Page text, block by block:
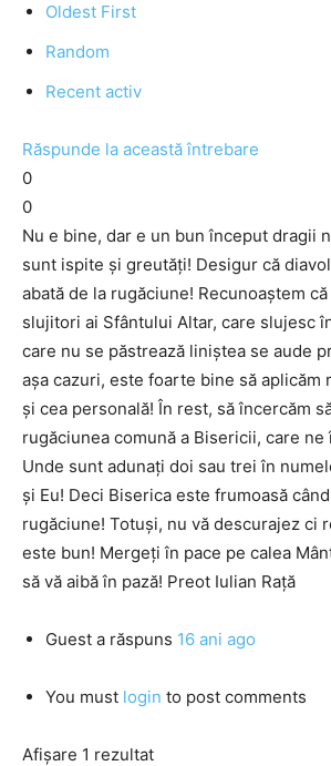
Oldest First
Random
Recent activ
Răspunde la această întrebare
0
0
Nu e bine, dar e un bun început dragii
sunt ispite şi greutăţi! Desigur că
abată de la rugăciune! Recunoaştem
slujitori ai Sfântului Altar, care slujesc
care nu se păstrează liniştea se aude
aşa cazuri, este foarte bine să aplicăm
şi cea personală! În rest, să încercăm
rugăciunea comună a Bisericii, care
Unde sunt adunaţi doi sau trei în
şi Eu! Deci Biserica este frumoasă
rugăciune! Totuşi, nu vă descurajez ci
este bun! Mergeţi în pace pe calea
să vă aibă în pază! Preot Iulian Raţă
Guest a răspuns 16 ani ago
You must login to post comments
Afișare 1 rezultat